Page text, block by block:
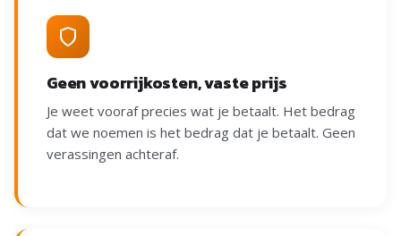
Geen voorrijkosten, vaste prijs
Je weet vooraf precies wat je betaalt. Het bedrag
dat we noemen is het bedrag dat je betaalt. Geen
verassingen achteraf.